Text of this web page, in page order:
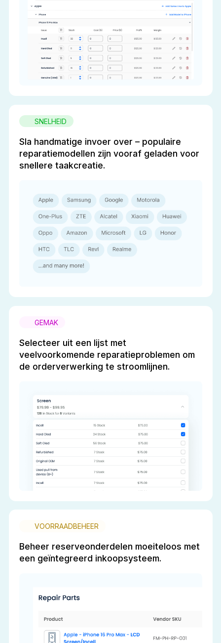
SNELHEID
Sla handmatige invoer over – populaire
reparatiemodellen zijn vooraf geladen voor
snellere taakcreatie.
GEMAK
Selecteer uit een lijst met
veelvoorkomende reparatieproblemen om
de orderverwerking te stroomlijnen.
VOORRAADBEHEER
Beheer reserveonderdelen moeiteloos met
een geïntegreerd inkoopsysteem.